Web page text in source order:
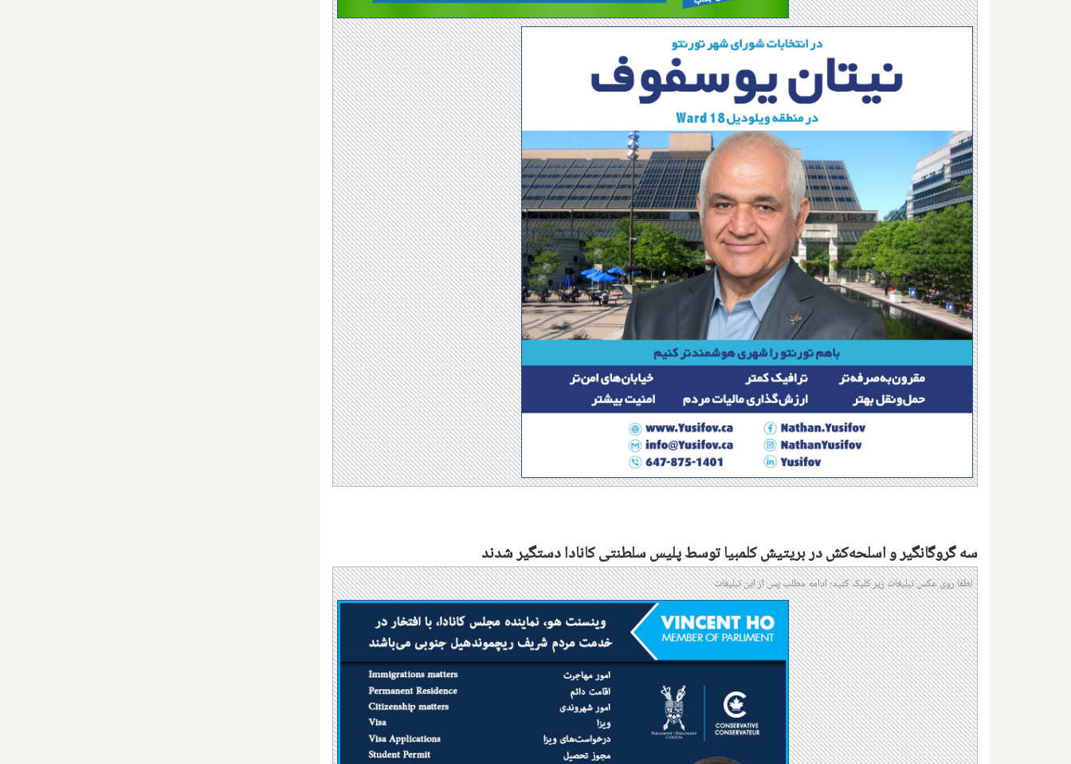
سه گروگانگیر و اسلحه‌کش در بریتیش کلمبیا توسط پلیس سلطنتی کانادا دستگیر شدند
لطفا روی عکس تبلیغات زیر کلیک کنید؛ ادامه مطلب پس از این تبلیغات